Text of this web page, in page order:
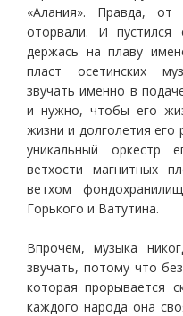
«Алания». Правда, от
оторвали. И пустился
держась на плаву
пласт осетинских
звучать именно в
и нужно, чтобы его
жизни и долголетия его
уникальный оркестр
ветхости магнитных
ветхом
Горького и Ватутина.
Впрочем, музыка
звучать, потому что
которая прорывается
каждого народа она